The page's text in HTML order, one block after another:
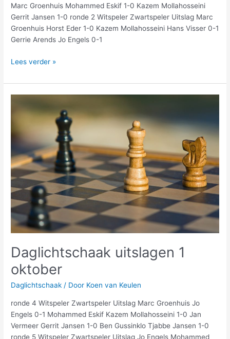
Marc Groenhuis Mohammed Eskif 1-0 Kazem Mollahosseini
Gerrit Jansen 1-0 ronde 2 Witspeler Zwartspeler Uitslag Marc
Groenhuis Horst Eder 1-0 Kazem Mollahosseini Hans Visser 0-1
Gerrie Arends Jo Engels 0-1
Lees verder »
Daglichtschaak uitslagen 1
oktober
Daglichtschaak / Door Koen van Keulen
ronde 4 Witspeler Zwartspeler Uitslag Marc Groenhuis Jo
Engels 0-1 Mohammed Eskif Kazem Mollahosseini 1-0 Jan
Vermeer Gerrit Jansen 1-0 Ben Gussinklo Tjabbe Jansen 1-0
ronde 5 Witspeler Zwartspeler Uitslag Jo Engels Mohammed
uitslagen
oktober